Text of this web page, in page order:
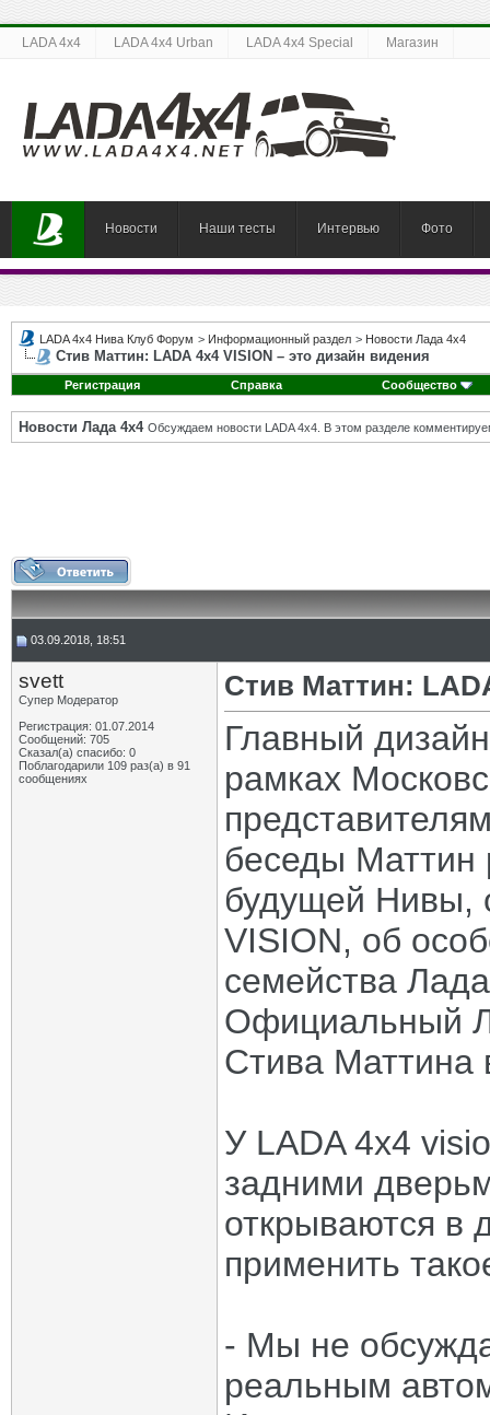
LADA 4x4 LADA 4x4 Urban LADA 4x4 Special Магазин
Новости Наши тесты Интервью Фото
LADA 4x4 Нива Клуб Форум > Информационный раздел > Новости Лада 4х4
Стив Маттин: LADA 4x4 VISION – это дизайн видения
Регистрация Справка Сообщество
Новости Лада 4х4 Обсуждаем новости LADA 4x4. В этом разделе
03.09.2018, 18:51
svett
Супер Модератор
Регистрация: 01.07.2014
Сообщений: 705
Сказал(а) спасибо: 0
Поблагодарили 109 раз(а) в 91
сообщениях
Стив Маттин:
Главный
рамках
беседы Маттин
будущей Нивы,
VISION, об
семейства
Официальный
Стива Маттина
У LADA 4x4
задними
открываются в
применить
- Мы не
реальным